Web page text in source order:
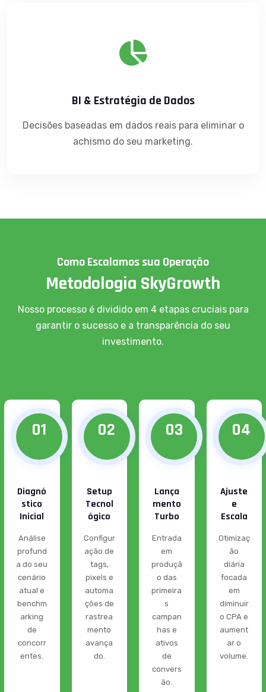
BI & Estratégia de Dados
Decisões baseadas em dados reais para eliminar o
achismo do seu marketing.
Como Escalamos sua Operação
Metodologia SkyGrowth
Nosso processo é dividido em 4 etapas cruciais para
garantir o sucesso e a transparência do seu
investimento.
01
Diagnó
stico
Inicial
Análise
profund
a do seu
cenário
atual e
benchm
arking
de
concorr
entes.
02
Setup
Tecnol
ógico
Configur
ação de
tags,
pixels e
automa
ções de
rastrea
mento
avança
do.
03
Lança
mento
Turbo
Entrada
em
produçã
o das
primeira
s
campan
has e
ativos
de
convers
ão.
04
Ajuste
e
Escala
Otimizaç
ão
diária
focada
em
diminuir
o CPA e
aument
ar o
volume.